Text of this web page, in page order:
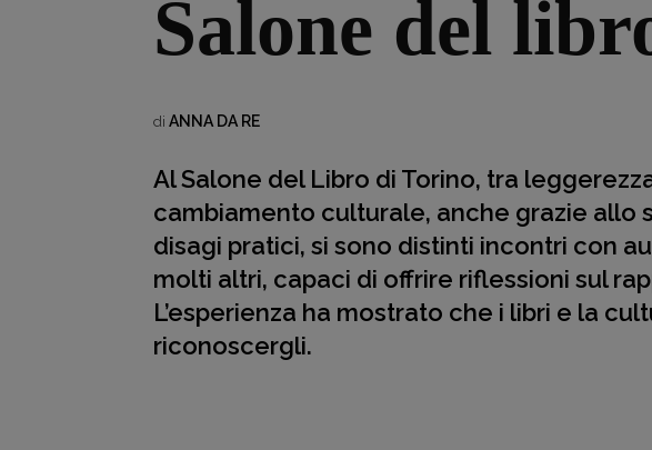
Salone del
di ANNA DA RE
Al Salone del Libro di Torino, tra
cambiamento culturale, anche grazie allo
disagi pratici, si sono distinti incontri con
molti altri, capaci di offrire riflessioni sul
L’esperienza ha mostrato che i libri e la
riconoscergli.